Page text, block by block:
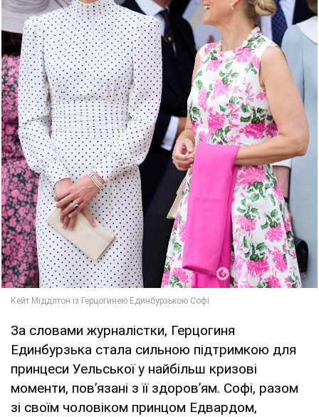
За словами журналістки, Герцогиня
Единбурзька стала сильною підтримкою для
принцеси Уельської у найбільш кризові
моменти, пов’язані з її здоров’ям. Софі, разом
зі своїм чоловіком принцом Едвардом,